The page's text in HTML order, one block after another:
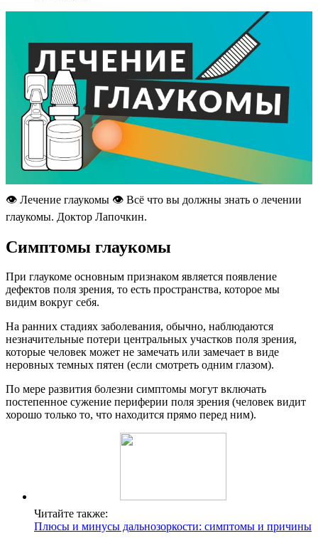
👁️ Лечение глаукомы 👁️ Всё что вы должны знать о лечении
глаукомы. Доктор Лапочкин.
Симптомы глаукомы
При глаукоме основным признаком является появление
дефектов поля зрения, то есть пространства, которое мы
видим вокруг себя.
На ранних стадиях заболевания, обычно, наблюдаются
незначительные потери центральных участков поля зрения,
которые человек может не замечать или замечает в виде
неровных темных пятен (если смотреть одним глазом).
По мере развития болезни симптомы могут включать
постепенное сужение периферии поля зрения (человек видит
хорошо только то, что находится прямо перед ним).
Читайте также:
Плюсы и минусы дальнозоркости: симптомы и причины